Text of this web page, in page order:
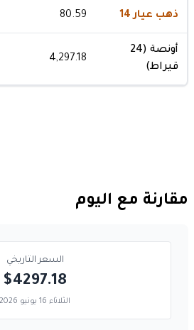
ذهب عيار 14 80.59
أونصة (24
قيراط)
4,297.18
مقارنة مع اليوم
السعر التاريخي
$4297.18
الثلاثاء 16 يونيو 2026